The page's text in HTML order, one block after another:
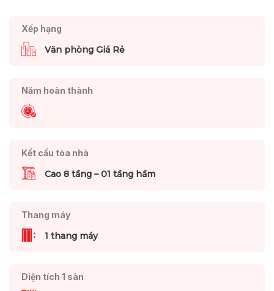
Xếp hạng
Văn phòng Giá Rẻ
Năm hoàn thành
Kết cấu tòa nhà
Cao 8 tầng – 01 tầng hầm
Thang máy
1 thang máy
Diện tích 1 sàn